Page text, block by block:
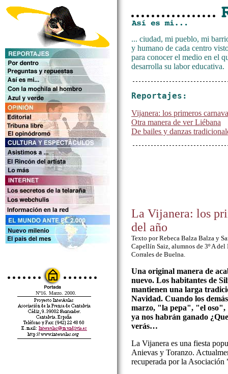
Nº16. Marzo. 2000.
... ciudad, mi pueblo, mi
y humano de cada centro
para conocer el medio en el
desarrolla su labor educativa.
Reportajes:
Vijanera: los primeros
Otra manera de ver Liébana
De bailes y danzas
La Vijanera: los
del año
Texto por Rebeca Balza Balza y
Capellín Saiz, alumnos de 3º A
Corrales de Buelna.
Una original manera de
nuevo. Los habitantes de
mantienen una larga
Navidad. Cuando los
marzo, "la pepa", "el
ya nos habrán ganado
verás…
La Vijanera es una fiesta
Anievas y Toranzo.
recuperada por la